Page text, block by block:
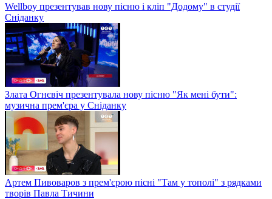
Wellboy презентував нову пісню і кліп "Додому" в студії
Сніданку
Злата Огнєвіч презентувала нову пісню "Як мені бути":
музична прем'єра у Сніданку
Артем Пивоваров з прем'єрою пісні "Там у тополі" з рядками
творів Павла Тичини